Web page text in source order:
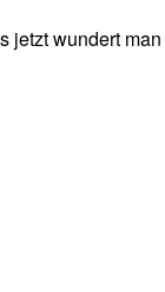
jetzt wundert man